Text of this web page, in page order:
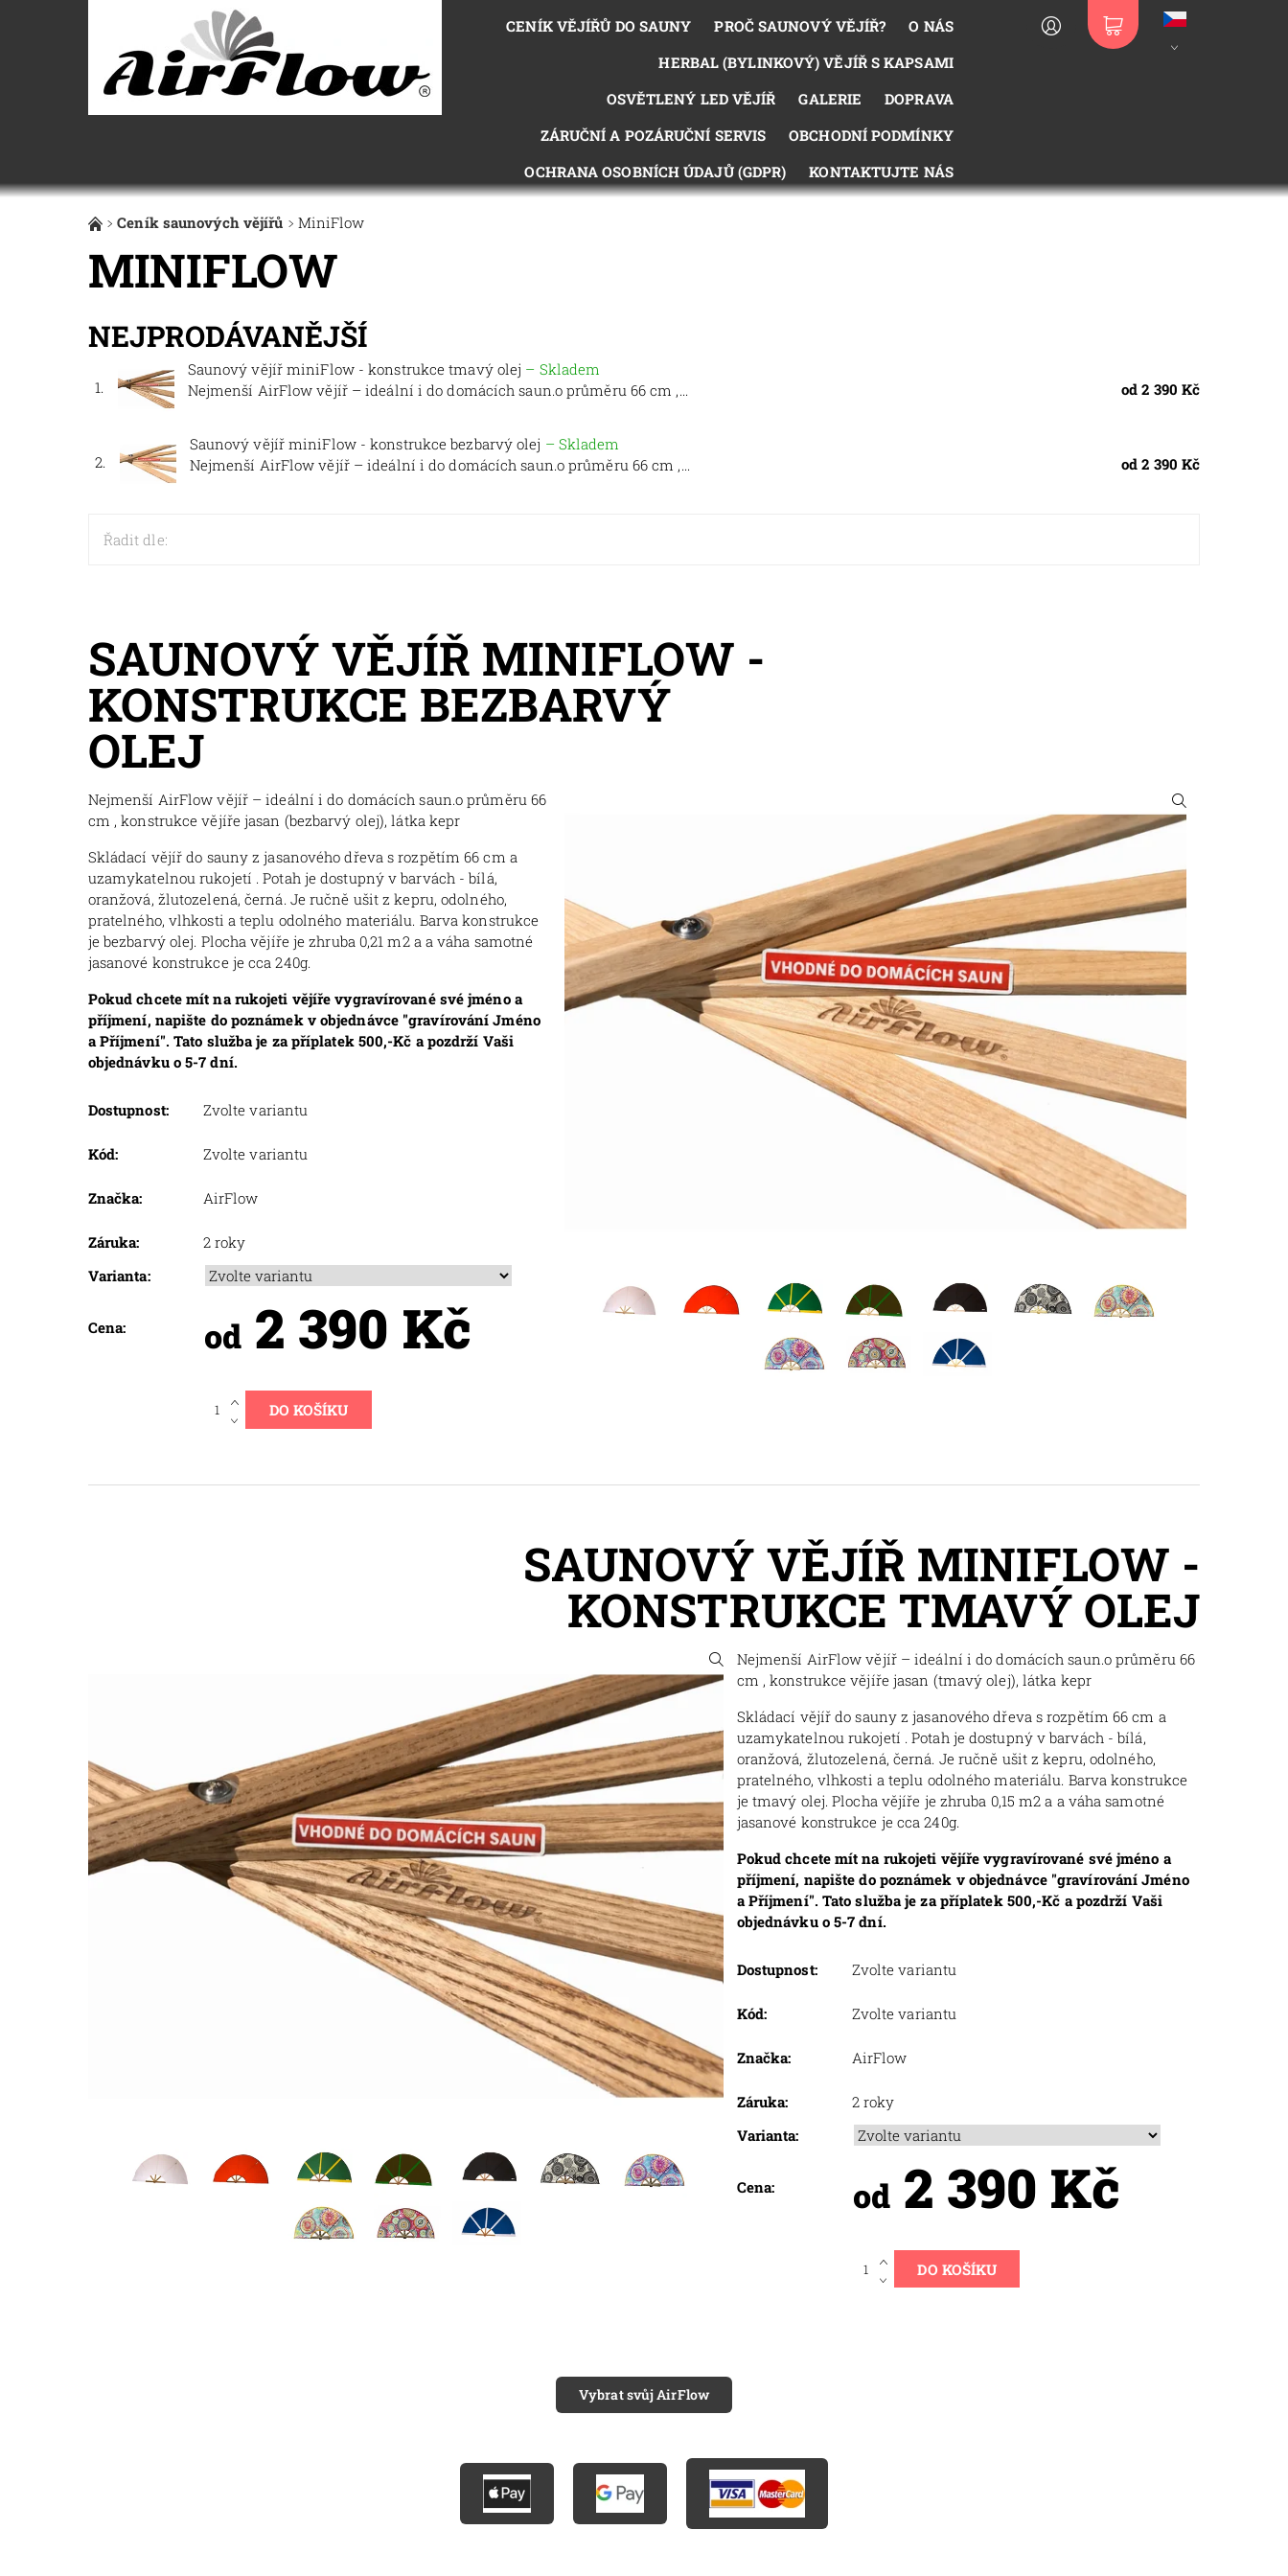
CENÍK VĚJÍŘŮ DO SAUNY PROČ SAUNOVÝ VĚJÍŘ?
O NÁS
HERBAL (BYLINKOVÝ) VĚJÍŘ S KAPSAMI
OSVĚTLENÝ LED VĚJÍŘ
GALERIE
DOPRAVA
ZÁRUČNÍ A POZÁRUČNÍ SERVIS
OBCHODNÍ PODMÍNKY
OCHRANA OSOBNÍCH ÚDAJŮ (GDPR)
KONTAKTUJTE NÁS
Ceník saunových vějířů MiniFlow
MINIFLOW
NEJPRODÁVANĚJŠÍ
1.
Saunový vějíř miniFlow - konstrukce tmavý olej – Skladem
Nejmenší AirFlow vějíř – ideální i do domácích saun.o průměru 66 cm ,...
od 2 390 Kč
2.
Saunový vějíř miniFlow - konstrukce bezbarvý olej – Skladem
Nejmenší AirFlow vějíř – ideální i do domácích saun.o průměru 66 cm ,...
od 2 390 Kč
Řadit dle:
SAUNOVÝ VĚJÍŘ MINIFLOW -
KONSTRUKCE BEZBARVÝ
OLEJ
Nejmenší AirFlow vějíř – ideální i do domácích saun.o průměru 66
cm , konstrukce vějíře jasan (bezbarvý olej), látka kepr
Skládací vějíř do sauny z jasanového dřeva s rozpětím 66 cm a
uzamykatelnou rukojetí . Potah je dostupný v barvách - bílá,
oranžová, žlutozelená, černá. Je ručně ušit z kepru, odolného,
pratelného, vlhkosti a teplu odolného materiálu. Barva konstrukce
je bezbarvý olej. Plocha vějíře je zhruba 0,21 m2 a a váha samotné
jasanové konstrukce je cca 240g.
Pokud chcete mít na rukojeti vějíře vygravírované své jméno a
příjmení, napište do poznámek v objednávce "gravírování Jméno
a Příjmení". Tato služba je za příplatek 500,-Kč a pozdrží Vaši
objednávku o 5-7 dní.
Dostupnost: Zvolte variantu
Kód: Zvolte variantu
Značka: AirFlow
Záruka:
2 roky
Varianta:
Cena: od2 390 Kč
SAUNOVÝ VĚJÍŘ MINIFLOW -
KONSTRUKCE TMAVÝ OLEJ
Nejmenší AirFlow vějíř – ideální i do domácích saun.o průměru 66
cm , konstrukce vějíře jasan (tmavý olej), látka kepr
Skládací vějíř do sauny z jasanového dřeva s rozpětím 66 cm a
uzamykatelnou rukojetí . Potah je dostupný v barvách - bílá,
oranžová, žlutozelená, černá. Je ručně ušit z kepru, odolného,
pratelného, vlhkosti a teplu odolného materiálu. Barva konstrukce
je tmavý olej. Plocha vějíře je zhruba 0,15 m2 a a váha samotné
jasanové konstrukce je cca 240g.
Pokud chcete mít na rukojeti vějíře vygravírované své jméno a
příjmení, napište do poznámek v objednávce "gravírování Jméno
a Příjmení". Tato služba je za příplatek 500,-Kč a pozdrží Vaši
objednávku o 5-7 dní.
Dostupnost: Zvolte variantu
Kód: Zvolte variantu
Značka: AirFlow
Záruka:
2 roky
Varianta:
Cena: od2 390 Kč
Vybrat svůj AirFlow